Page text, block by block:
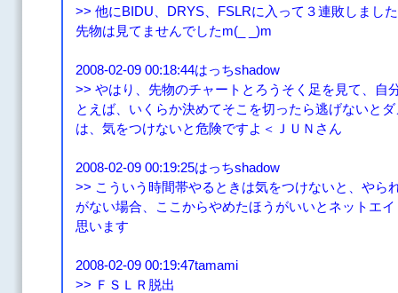
>> 他にBIDU、DRYS、FSLRに入って３連敗しまし
先物は見てませんでしたm(_ _)m
2008-02-09 00:18:44はっちshadow
>> やはり、先物のチャートとろうそく足を見て、自
とえば、いくらか決めてそこを切ったら逃げないと
は、気をつけないと危険ですよ＜ＪＵＮさん
2008-02-09 00:19:25はっちshadow
>> こういう時間帯やるときは気をつけないと、やら
がない場合、ここからやめたほうがいいとネットエ
思います
2008-02-09 00:19:47tamami
>> ＦＳＬＲ脱出